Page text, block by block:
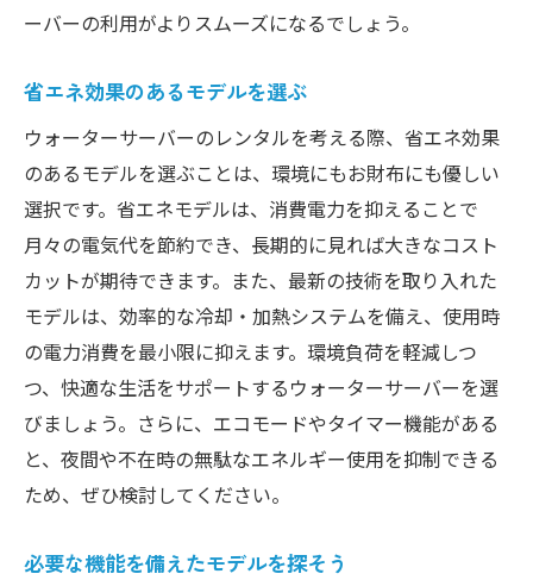
ーバーの利用がよりスムーズになるでしょう。
省エネ効果のあるモデルを選ぶ
ウォーターサーバーのレンタルを考える際、省エネ効果
のあるモデルを選ぶことは、環境にもお財布にも優しい
選択です。省エネモデルは、消費電力を抑えることで
月々の電気代を節約でき、長期的に見れば大きなコスト
カットが期待できます。また、最新の技術を取り入れた
モデルは、効率的な冷却・加熱システムを備え、使用時
の電力消費を最小限に抑えます。環境負荷を軽減しつ
つ、快適な生活をサポートするウォーターサーバーを選
びましょう。さらに、エコモードやタイマー機能がある
と、夜間や不在時の無駄なエネルギー使用を抑制できる
ため、ぜひ検討してください。
必要な機能を備えたモデルを探そう